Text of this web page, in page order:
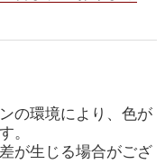
の環境により、色が
。
が生じる場合がござ